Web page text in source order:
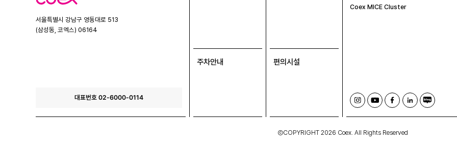
엑
서울특별시 강남구 영동대로 513
(삼성동, 코엑스) 06164
대표번호 02-6000-0114
주차안내 편의시설
Coex MICE Cluster
인
스
타
램
유
튜
브
페
이
스
링
크
드
블
로
그
ⒸCOPYRIGHT 2026 Coex. All Rights Reserved